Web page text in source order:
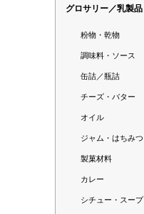
グロサリー／乳製品
粉物・乾物
調味料・ソース
缶詰／瓶詰
チーズ・バター
オイル
ジャム・はちみつ
製菓材料
カレー
シチュー・スープ